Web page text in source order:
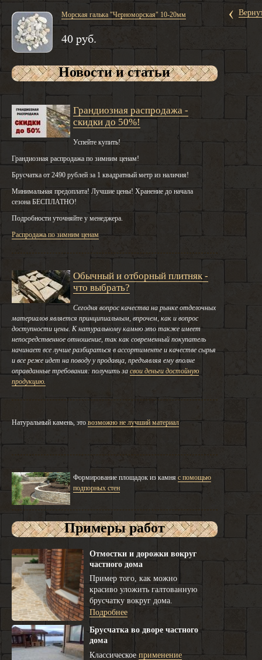
Морская галька "Черноморская" 10-20мм
40 руб.
Новости и статьи
Грандиозная распродажа -
скидки до 50%!
Успейте купить!
Грандиозная распродажа по зимним ценам!
Брусчатка от 2490 рублей за 1 квадратный метр из наличия!
Минимальная предоплата! Лучшие цены! Хранение до начала
сезона БЕСПЛАТНО!
Подробности уточняйте у менеджера.
Распродажа по зимним ценам
Обычный и отборный плитняк -
что выбрать?
Сегодня вопрос качества на рынке отделочных
материалов является принципиальным, впрочем, как и вопрос
доступности цены. К натуральному камню это также имеет
непосредственное отношение, так как современный покупатель
начинает все лучше разбираться в ассортименте и качестве сырья
и все реже идет на поводу у продавца, предъявляя ему вполне
оправданные требования: получить за свои деньги достойную
продукцию.
Натуральный камень, этовозможно не лучший материал
Формирование площадок из камня с помощью
подпорных стен
Примеры работ
Отмостки и дорожки вокруг
частного дома
Пример того, как можно
красиво уложить галтованную
брусчатку вокруг дома.
Подробнее
Брусчатка во дворе частного
дома
Классическоеприменение
‹